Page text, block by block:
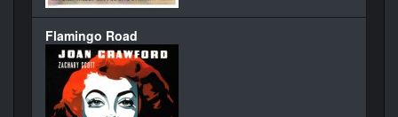
Flamingo Road